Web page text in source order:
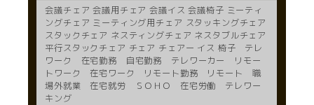
会議チェア 会議用チェア 会議イス 会議椅子 ミーティ
ングチェア ミーティング用チェア スタッキングチェア
スタックチェア ネスティングチェア ネスタブルチェア
平行スタックチェア チェア チェアー イス 椅子 テレ
ワーク 在宅勤務 自宅勤務 テレワーカー リモー
トワーク 在宅ワーク リモート勤務 リモート 職
場外就業 在宅就労 ＳＯＨＯ 在宅労働 テレワー
キング